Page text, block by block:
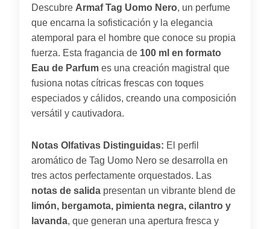
Descubre Armaf Tag Uomo Nero, un perfume
que encarna la sofisticación y la elegancia
atemporal para el hombre que conoce su propia
fuerza. Esta fragancia de 100 ml en formato
Eau de Parfum es una creación magistral que
fusiona notas cítricas frescas con toques
especiados y cálidos, creando una composición
versátil y cautivadora.
Notas Olfativas Distinguidas: El perfil
aromático de Tag Uomo Nero se desarrolla en
tres actos perfectamente orquestados. Las
notas de salida presentan un vibrante blend de
limón, bergamota, pimienta negra, cilantro y
lavanda, que generan una apertura fresca y